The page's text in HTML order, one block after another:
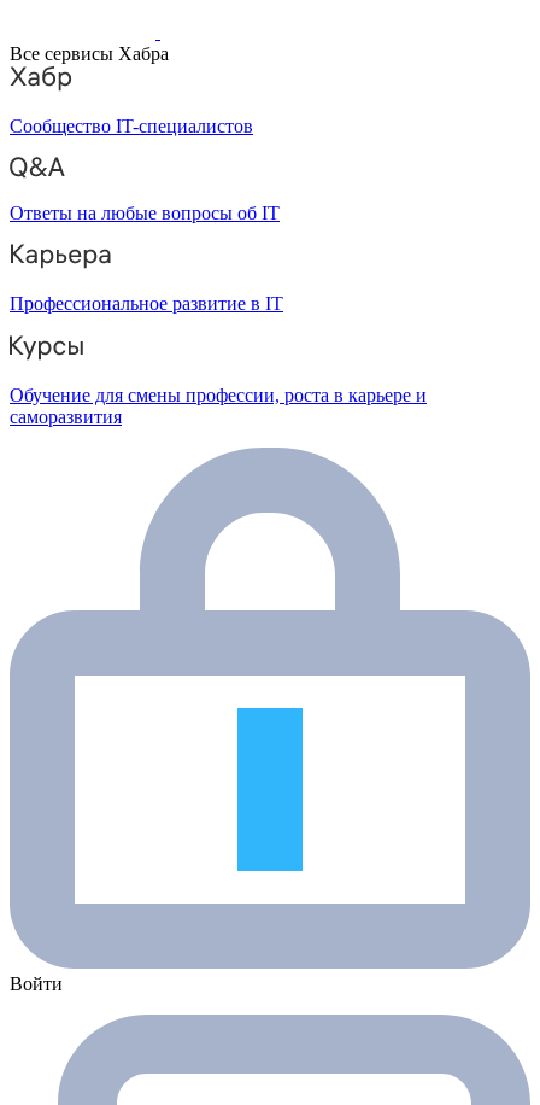
Все сервисы Хабра
Сообщество IT-специалистов
Ответы на любые вопросы об IT
Профессиональное развитие в IT
Обучение для смены профессии, роста в карьере и
саморазвития
Войти